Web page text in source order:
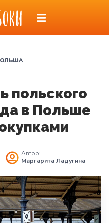
польского
в Польше
Автор:
Маргарита Ладугина